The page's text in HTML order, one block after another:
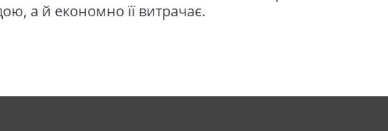
а й економно її витрачає.